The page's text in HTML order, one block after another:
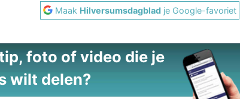
Maak Hilversumsdagblad je Google-favoriet
foto of video die je
wilt delen?